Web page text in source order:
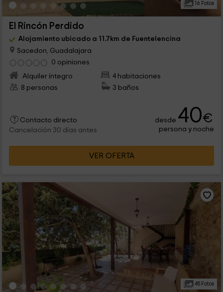
16 Fotos
El Rincón Perdido
Alojamiento ubicado a 11.7km de Fuentelencina
Sacedon, Guadalajara
0 opiniones
Alquiler íntegro
4 habitaciones
8 personas
3 baños
Contacto directo
Cancelación 30 días antes
desde 40€
persona y noche
VER OFERTA
45 Fotos